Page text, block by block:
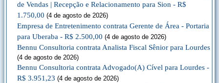
de Vendas | Recepção e Relacionamento para Sion - R$
1.750,00 (4 de agosto de 2026)
Empresa de Entretenimento contrata Gerente de Área - Portaria
para Uberaba - R$ 2.500,00 (4 de agosto de 2026)
Bennu Consultoria contrata Analista Fiscal Sênior para Lourdes
(4 de agosto de 2026)
Bennu Consultoria contrata Advogado(A) Cível para Lourdes -
R$ 3.951,23 (4 de agosto de 2026)